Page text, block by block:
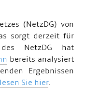
(NetzDG) von
sorgt derzeit für
NetzDG hat
bereits analysiert
Ergebnissen
lesen Sie hier.